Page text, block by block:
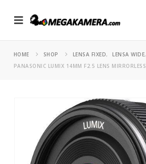
HOME SHOP LENSA FIXED, LENSA WIDE,
PANASONIC LUMIX 14MM F2.5 LENS MIRRORLESS